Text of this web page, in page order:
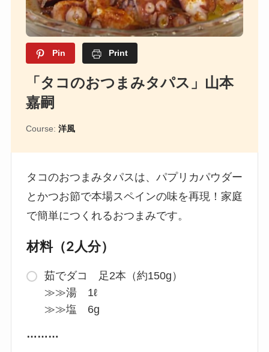
Pin Print
「タコのおつまみタパス」山本
嘉嗣
Course: 洋風
タコのおつまみタパスは、パプリカパウダー
とかつお節で本場スペインの味を再現！家庭
で簡単につくれるおつまみです。
材料（2人分）
茹でダコ 足2本（約150g）
≫≫湯 1ℓ
≫≫塩 6g
………